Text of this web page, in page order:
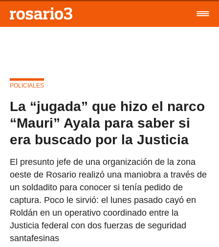
POLICIALES
La “jugada” que hizo el narco
“Mauri” Ayala para saber si
era buscado por la Justicia
El presunto jefe de una organización de la zona
oeste de Rosario realizó una maniobra a través de
un soldadito para conocer si tenía pedido de
captura. Poco le sirvió: el lunes pasado cayó en
Roldán en un operativo coordinado entre la
Justicia federal con dos fuerzas de seguridad
santafesinas